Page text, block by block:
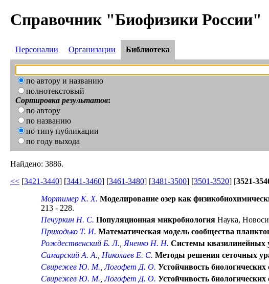
Справочник "Биофизики России"
Персоналии Организации Библиотека
по автору и названию
полнотекстовый
Сортировка результатов:
по автору
по названию
по типу публикации
по году выхода
Найдено: 3886.
<< [3421-3440] [3441-3460] [3461-3480] [3481-3500] [3501-3520] [3521-
Мортимер К. Х. Моделирование озер как
213 - 228.
Печуркин Н. С. Популяционная микробиология Наука,
Приходько Т. И. Математическая модель сообщества
Рождественский Б. Л.,Яненко Н. Н. Системы квазилинейных
Самарский А. А., Николаев Е. С. Методы решения сеточных
Свирежев Ю. М.,Логофет Д. О. Устойчивость биологических
Свирежев Ю. М.,Логофет Д. О. Устойчивость биологических